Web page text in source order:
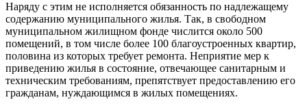
Наряду с этим не исполняется обязанность по надлежащему
содержанию муниципального жилья. Так, в свободном
муниципальном жилищном фонде числится около 500
помещений, в том числе более 100 благоустроенных квартир,
половина из которых требует ремонта. Неприятие мер к
приведению жилья в состояние, отвечающее санитарным и
техническим требованиям, препятствует предоставлению его
гражданам, нуждающимся в жилых помещениях.